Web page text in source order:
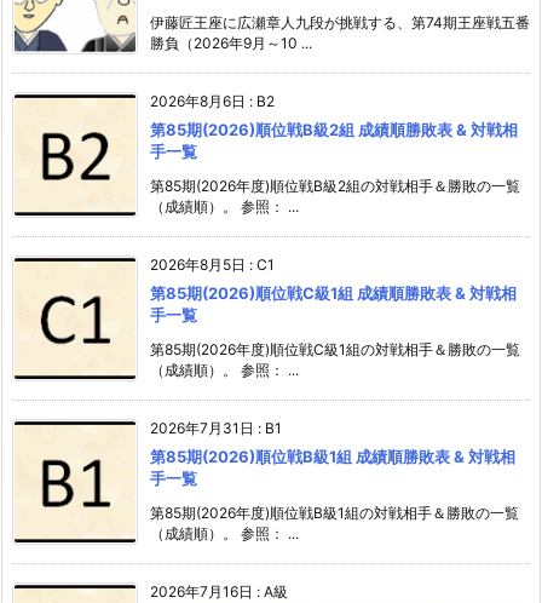
伊藤匠王座に広瀬章人九段が挑戦する、第74期王座戦五番
勝負（2026年9月～10 ...
2026年8月6日 : B2
第85期(2026)順位戦B級2組 成績順勝敗表 & 対戦相
手一覧
第85期(2026年度)順位戦B級2組の対戦相手＆勝敗の一覧
（成績順）。 参照： ...
2026年8月5日 : C1
第85期(2026)順位戦C級1組 成績順勝敗表 & 対戦相
手一覧
第85期(2026年度)順位戦C級1組の対戦相手＆勝敗の一覧
（成績順）。 参照： ...
2026年7月31日 : B1
第85期(2026)順位戦B級1組 成績順勝敗表 & 対戦相
手一覧
第85期(2026年度)順位戦B級1組の対戦相手＆勝敗の一覧
（成績順）。 参照： ...
2026年7月16日 : A級